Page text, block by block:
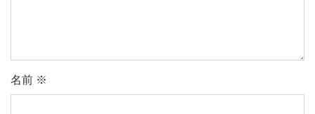
名前 ※